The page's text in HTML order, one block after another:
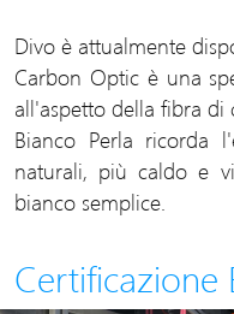
Divo è attualmente
Carbon Optic è una
all'aspetto della fibra di
Bianco Perla ricorda
naturali, più caldo e
bianco semplice.
Certificazione